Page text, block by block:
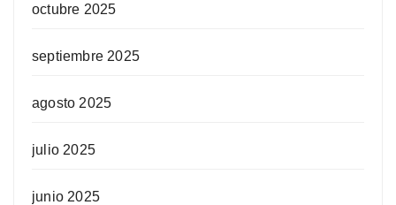
octubre 2025
septiembre 2025
agosto 2025
julio 2025
junio 2025